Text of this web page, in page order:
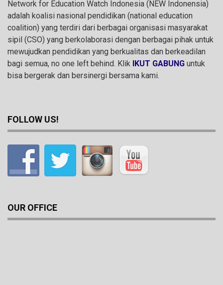
Network for Education Watch Indonesia (NEW Indonensia)
adalah koalisi nasional pendidikan (national education
coalition) yang terdiri dari berbagai organisasi masyarakat
sipil (CSO) yang berkolaborasi dengan berbagai pihak untuk
mewujudkan pendidikan yang berkualitas dan berkeadilan
bagi semua, no one left behind. Klik IKUT GABUNG untuk
bisa bergerak dan bersinergi bersama kami.
FOLLOW US!
OUR OFFICE